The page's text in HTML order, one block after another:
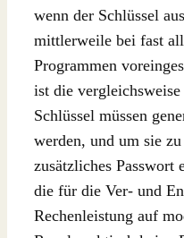
wenn der Schlüssel
mittlerweile bei fast
Programmen
ist die
Schlüssel müssen
werden, und um sie
zusätzliches Passwort
die für die Ver- und
Rechenleistung auf